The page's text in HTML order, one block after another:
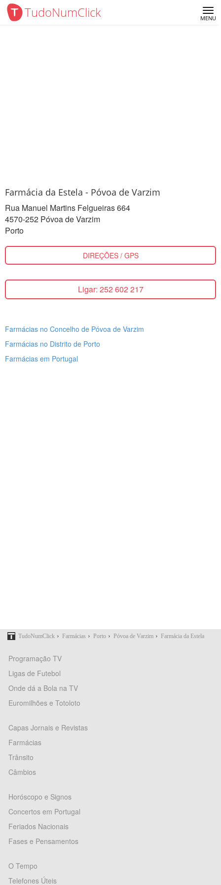
TudoNumClick MENU
Farmácia da Estela - Póvoa de Varzim
Rua Manuel Martins Felgueiras 664
4570-252 Póvoa de Varzim
Porto
DIREÇÕES / GPS
Ligar: 252 602 217
Farmácias no Concelho de Póvoa de Varzim
Farmácias no Distrito de Porto
Farmácias em Portugal
TudoNumClick › Farmácias › Porto › Póvoa de Varzim › Farmácia da Estela
Programação TV
Ligas de Futebol
Onde dá a Bola na TV
Euromilhões e Totoloto
Capas Jornais e Revistas
Farmácias
Trânsito
Câmbios
Horóscopo e Signos
Concertos em Portugal
Feriados Nacionais
Fases e Pensamentos
O Tempo
Telefones Úteis